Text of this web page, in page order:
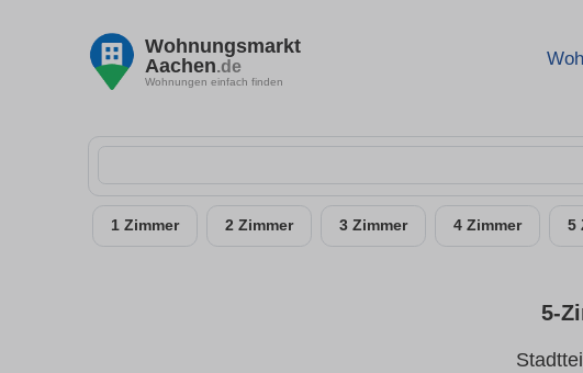
Wohnungsmarkt
Aachen.de
Wohnungen einfach finden
1 Zimmer 2 Zimmer 3 Zimmer 4 Zimmer 5
5-